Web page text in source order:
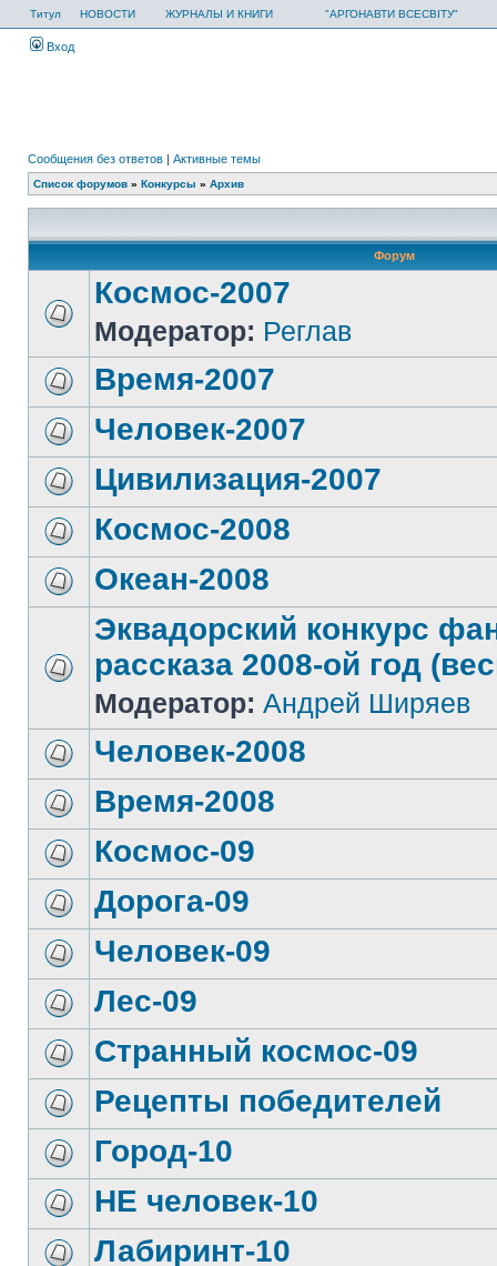
Титул НОВОСТИ ЖУРНАЛЫ И КНИГИ "АРГОНАВТИ ВСЕСВІТУ"
Вход
Сообщения без ответов | Активные темы
Список форумов » Конкурсы » Архив
Форум
Космос-2007
Модератор: Реглав
Время-2007
Человек-2007
Цивилизация-2007
Космос-2008
Океан-2008
Эквадорский конкурс
рассказа 2008-ой год
Модератор: Андрей Ширяев
Человек-2008
Время-2008
Космос-09
Дорога-09
Человек-09
Лес-09
Странный космос-09
Рецепты победителей
Город-10
НЕ человек-10
Лабиринт-10